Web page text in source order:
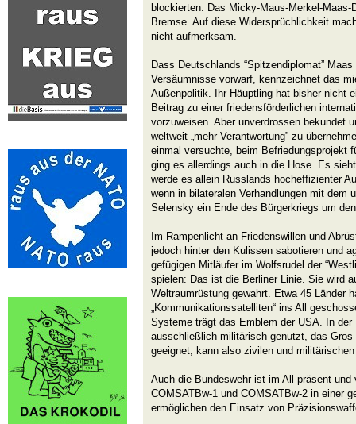
blockierten. Das Micky-Maus-Merkel-
Bremse. Auf diese Widersprüchlichkeit
nicht aufmerksam.
Dass Deutschlands “Spitzendiplomat”
Versäumnisse vorwarf, kennzeichnet das
Außenpolitik. Ihr Häuptling hat bisher nicht
Beitrag zu einer friedensförderlichen
vorzuweisen. Aber unverdrossen bekundet
weltweit „mehr Verantwortung” zu
einmal versuchte, beim Befriedungsprojekt
ging es allerdings auch in die Hose. Es
werde es allein Russlands hocheffizienter
wenn in bilateralen Verhandlungen mit dem
Selensky ein Ende des Bürgerkriegs um
Im Rampenlicht an Friedenswillen und
jedoch hinter den Kulissen sabotieren und
gefügigen Mitläufer im Wolfsrudel der
spielen: Das ist die Berliner Linie. Sie wird
Weltraumrüstung gewahrt. Etwa 45 Länder
„Kommunikationssatelliten“ ins All
Systeme trägt das Emblem der USA. In der
ausschließlich militärisch genutzt, das
geeignet, kann also zivilen und
Auch die Bundeswehr ist im All präsent
COMSATBw-1 und COMSATBw-2 in einer
ermöglichen den Einsatz von